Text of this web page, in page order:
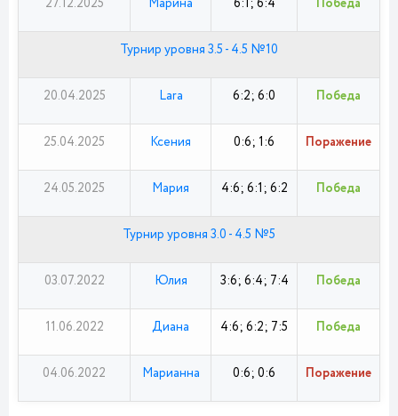
27.12.2025 Марина 6:1; 6:4 Победа
Турнир уровня 3.5 - 4.5 №10
20.04.2025 Lara 6:2; 6:0 Победа
25.04.2025 Ксения 0:6; 1:6 Поражение
24.05.2025 Мария 4:6; 6:1; 6:2 Победа
Турнир уровня 3.0 - 4.5 №5
03.07.2022 Юлия 3:6; 6:4; 7:4 Победа
11.06.2022 Диана 4:6; 6:2; 7:5 Победа
04.06.2022 Марианна 0:6; 0:6 Поражение